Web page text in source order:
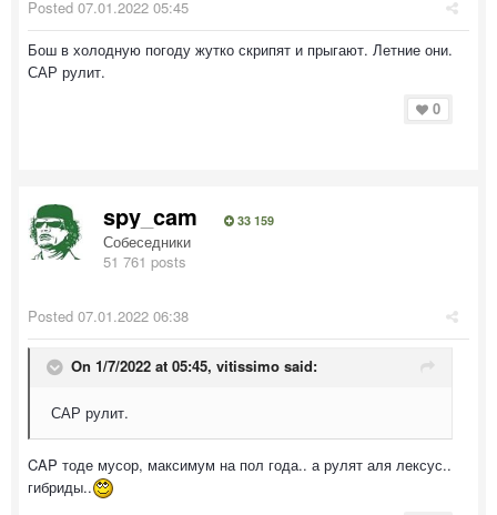
Posted 07.01.2022 05:45
Бош в холодную погоду жутко скрипят и прыгают. Летние они.
САР рулит.
0
spy_cam 33 159
Собеседники
51 761 posts
Posted 07.01.2022 06:38
On 1/7/2022 at 05:45, vitissimo said:
САР рулит.
CAP тоде мусор, максимум на пол года.. а рулят аля лексус..
гибриды..